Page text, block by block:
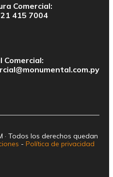
Comercial:
415 7004
Comercial:
· Todos los derechos quedan
- Política de privacidad